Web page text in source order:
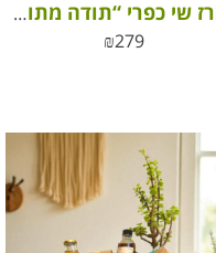
מארז שי כפרי “תודה מתוקה” סלסלת פינוקים, פריחה והוקרה
₪279